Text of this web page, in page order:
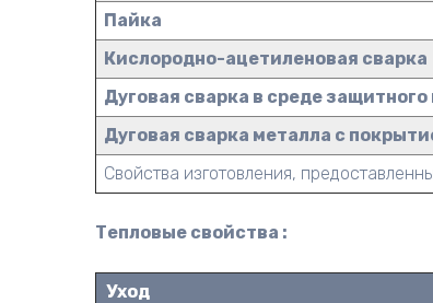
Свойства изготовления,
Пайка
Кислородно-ацетиленовая сварка
Дуговая сварка в среде защитного
Дуговая сварка металла с
Тепловые свойства :
Уход